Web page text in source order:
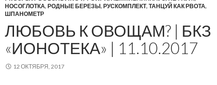
НОСОГЛОТКА, РОДНЫЕ БЕРЕЗЫ, РУСКОМПЛЕКТ, ТАНЦУЙ КАК РВОТА,
ШПАНОМЕТР
ЛЮБОВЬ К ОВОЩАМ? | БКЗ
«ИОНОТЕКА» | 11.10.2017
12 ОКТЯБРЯ, 2017